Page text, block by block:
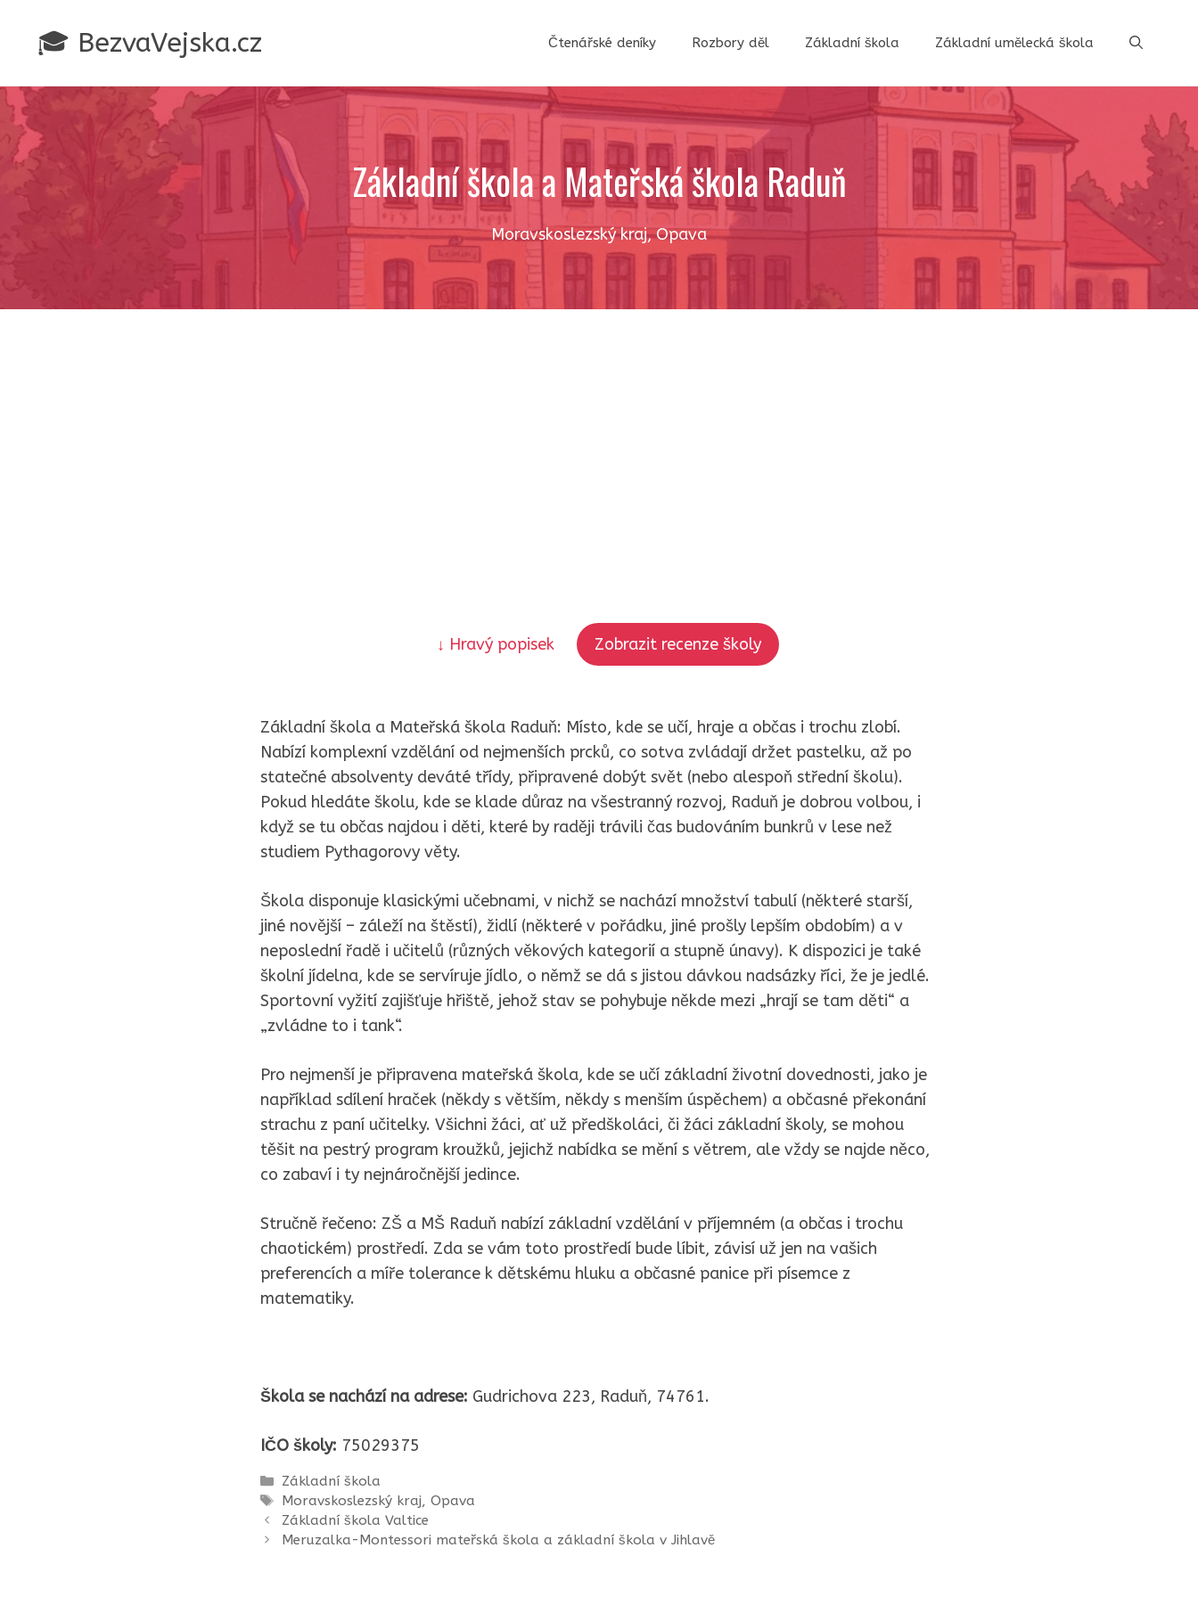
obsah
🎓 BezvaVejska.cz Čtenářské deníky Rozbory děl Základní škola Základní umělecká škola
Základní škola a Mateřská škola Raduň
Moravskoslezský kraj,Opava
↓ Hravý popisek Zobrazit recenze školy
Základní škola a Mateřská škola Raduň: Místo, kde se učí, hraje a občas i trochu zlobí.
Nabízí komplexní vzdělání od nejmenších prcků, co sotva zvládají držet pastelku, až po
statečné absolventy deváté třídy, připravené dobýt svět (nebo alespoň střední školu).
Pokud hledáte školu, kde se klade důraz na všestranný rozvoj, Raduň je dobrou volbou, i
když se tu občas najdou i děti, které by raději trávili čas budováním bunkrů v lese než
studiem Pythagorovy věty.
Škola disponuje klasickými učebnami, v nichž se nachází množství tabulí (některé starší,
jiné novější – záleží na štěstí), židlí (některé v pořádku, jiné prošly lepším obdobím) a v
neposlední řadě i učitelů (různých věkových kategorií a stupně únavy). K dispozici je také
školní jídelna, kde se servíruje jídlo, o němž se dá s jistou dávkou nadsázky říci, že je jedlé.
Sportovní vyžití zajišťuje hřiště, jehož stav se pohybuje někde mezi „hrají se tam děti“ a
„zvládne to i tank“.
Pro nejmenší je připravena mateřská škola, kde se učí základní životní dovednosti, jako je
například sdílení hraček (někdy s větším, někdy s menším úspěchem) a občasné překonání
strachu z paní učitelky. Všichni žáci, ať už předškoláci, či žáci základní školy, se mohou
těšit na pestrý program kroužků, jejichž nabídka se mění s větrem, ale vždy se najde něco,
co zabaví i ty nejnáročnější jedince.
Stručně řečeno: ZŠ a MŠ Raduň nabízí základní vzdělání v příjemném (a občas i trochu
chaotickém) prostředí. Zda se vám toto prostředí bude líbit, závisí už jen na vašich
preferencích a míře tolerance k dětskému hluku a občasné panice při písemce z
matematiky.
Škola se nachází na adrese: Gudrichova 223, Raduň, 74761.
IČO školy: 75029375
Rubriky
Základní škola
Štítky
Moravskoslezský kraj,Opava
Základní škola Valtice
Meruzalka-Montessori mateřská škola a základní škola v Jihlavě